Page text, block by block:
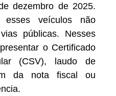
dezembro de 2025.
veículos não
públicas. Nesses
o Certificado
(CSV), laudo de
da nota fiscal ou